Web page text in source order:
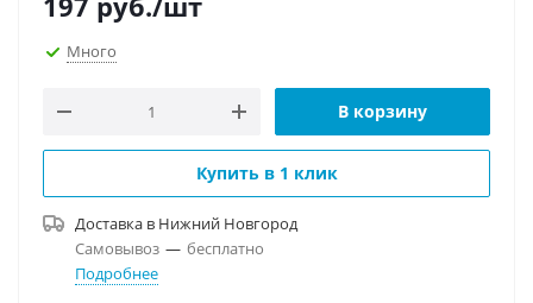
Много
В корзину
Купить в 1 клик
Доставка в Нижний Новгород
Самовывоз — бесплатно
Подробнее